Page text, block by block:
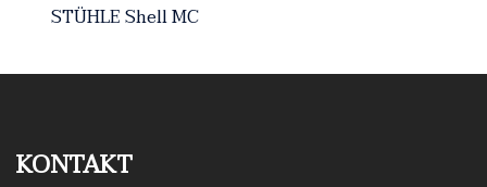
STÜHLE Shell MC
KONTAKT